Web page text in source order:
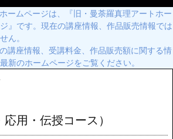
ームページは、『旧・曼荼羅真理アートホー
』です。現在の講座情報、作品販売情報では
ん。
講座情報、受講料金、作品販売額に関する情
新のホームページをご覧ください。
用・伝授コース）